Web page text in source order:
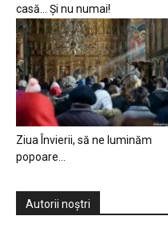
casă… Și nu numai!
Ziua Învierii, să ne luminăm
popoare…
Autorii noștri